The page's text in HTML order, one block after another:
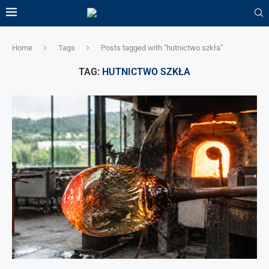
Home Tags Posts tagged with "hutnictwo szkła"
TAG: HUTNICTWO SZKŁA